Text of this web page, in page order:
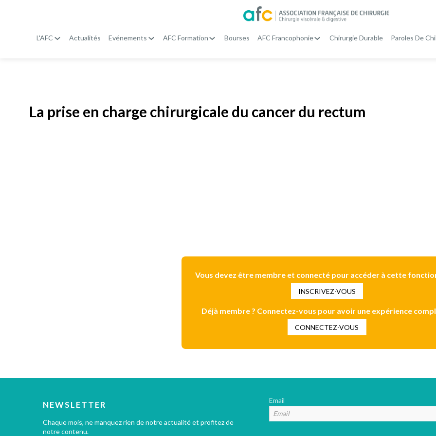
L'AFC Actualités Evénements AFC Formation Bourses AFC Francophonie Chirurgie Durable Paroles De
La prise en charge chirurgicale du cancer du rectum
Vous devez être membre et connecté pour accéder à cette
INSCRIVEZ-VOUS
Déjà membre ? Connectez-vous pour avoir une expérience
CONNECTEZ-VOUS
NEWSLETTER
Chaque mois, ne manquez rien de notre actualité et profitez de
notre contenu.
Email